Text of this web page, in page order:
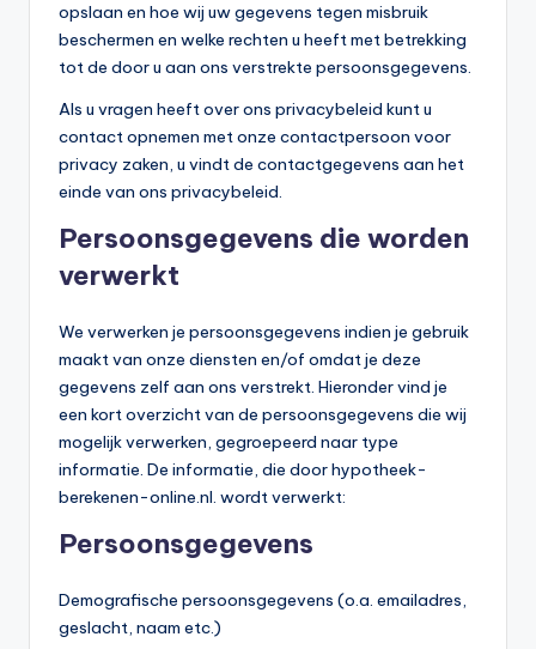
opslaan en hoe wij uw gegevens tegen misbruik
beschermen en welke rechten u heeft met betrekking
tot de door u aan ons verstrekte persoonsgegevens.
Als u vragen heeft over ons privacybeleid kunt u
contact opnemen met onze contactpersoon voor
privacy zaken, u vindt de contactgegevens aan het
einde van ons privacybeleid.
Persoonsgegevens die worden
verwerkt
We verwerken je persoonsgegevens indien je gebruik
maakt van onze diensten en/of omdat je deze
gegevens zelf aan ons verstrekt. Hieronder vind je
een kort overzicht van de persoonsgegevens die wij
mogelijk verwerken, gegroepeerd naar type
informatie. De informatie, die door hypotheek-
berekenen-online.nl. wordt verwerkt:
Persoonsgegevens
Demografische persoonsgegevens (o.a. emailadres,
geslacht, naam etc.)